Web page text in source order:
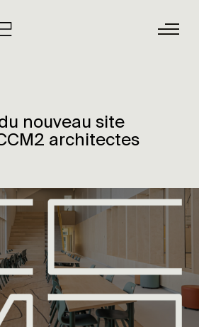
nouveau site
architectes